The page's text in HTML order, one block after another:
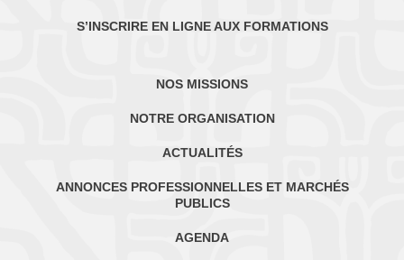
S’INSCRIRE EN LIGNE AUX FORMATIONS
NOS MISSIONS
NOTRE ORGANISATION
ACTUALITÉS
ANNONCES PROFESSIONNELLES ET MARCHÉS
PUBLICS
AGENDA